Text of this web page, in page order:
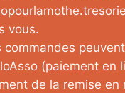
vous.
commandes
(paiement en
de la remise en